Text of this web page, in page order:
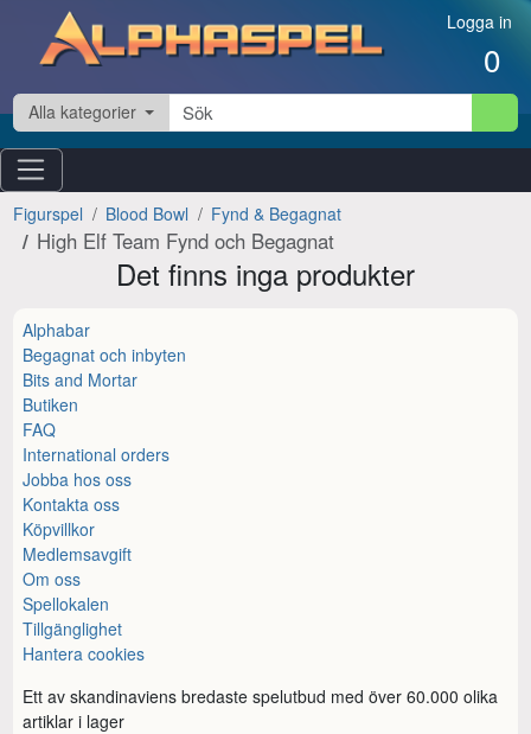
Hoppa till innehåll Logga in
0
Alla kategorier
Figurspel Blood Bowl Fynd & Begagnat
High Elf Team Fynd och Begagnat
Det finns inga produkter
Alphabar
Begagnat och inbyten
Bits and Mortar
Butiken
FAQ
International orders
Jobba hos oss
Kontakta oss
Köpvillkor
Medlemsavgift
Om oss
Spellokalen
Tillgänglighet
Hantera cookies
Ett av skandinaviens bredaste spelutbud med över 60.000 olika
artiklar i lager